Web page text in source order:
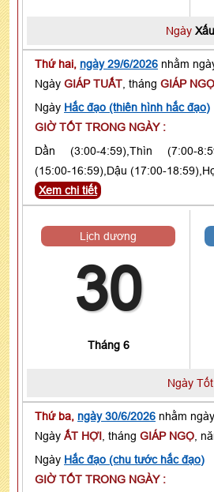
Ngày Xấu
Thứ hai, ngày 29/6/2026 nhằm
Ngày GIÁP TUẤT , tháng GIÁP NGỌ
Ngày Hắc đạo (thiên hình hắc đạo)
GIỜ TỐT TRONG NGÀY :
Dần (3:00-4:59),Thìn (7:00-
(15:00-16:59),Dậu (17:00-
Xem chi tiết
Lịch dương
30
Tháng 6
Ngày Tốt
Thứ ba, ngày 30/6/2026 nhằm ngày
Ngày ẤT HỢI , tháng GIÁP NGỌ ,
Ngày Hắc đạo (chu tước hắc đạo)
GIỜ TỐT TRONG NGÀY :